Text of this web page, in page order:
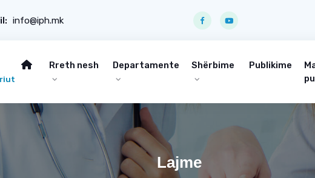
info@iph.mk
Rreth nesh Departamente Shërbime Publikime
Lajme